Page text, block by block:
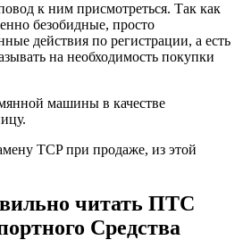
к ним присмотреться. Так как
безобидные, просто
действия по регистрации, а есть
на необходимость покупки
машины в качестве
TCP при продаже, из этой
читать ПТС
Средства